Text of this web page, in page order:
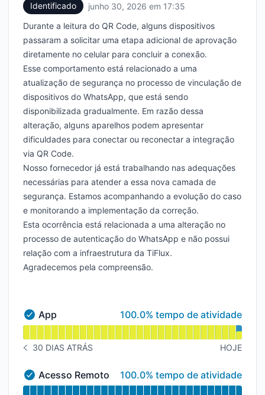
Identificado junho 30, 2026 em 17:35
Durante a leitura do QR Code, alguns dispositivos
passaram a solicitar uma etapa adicional de aprovação
diretamente no celular para concluir a conexão.
Esse comportamento está relacionado a uma
atualização de segurança no processo de vinculação de
dispositivos do WhatsApp, que está sendo
disponibilizada gradualmente. Em razão dessa
alteração, alguns aparelhos podem apresentar
dificuldades para conectar ou reconectar a integração
via QR Code.
Nosso fornecedor já está trabalhando nas adequações
necessárias para atender a essa nova camada de
segurança. Estamos acompanhando a evolução do caso
e monitorando a implementação da correção.
Esta ocorrência está relacionada a uma alteração no
processo de autenticação do WhatsApp e não possui
relação com a infraestrutura da TiFlux.
Agradecemos pela compreensão.
Email
Webhook
App - Operacional
App 100% - tempo de atividade
100.0% tempo de atividade
HISTÓRICO DE AVISOS 30 DIAS ATRÁS
30 DIAS ATRÁS HOJE
Acesso Remoto - Operacional
Acesso Remoto 100% - tempo de atividade
100.0% tempo de atividade